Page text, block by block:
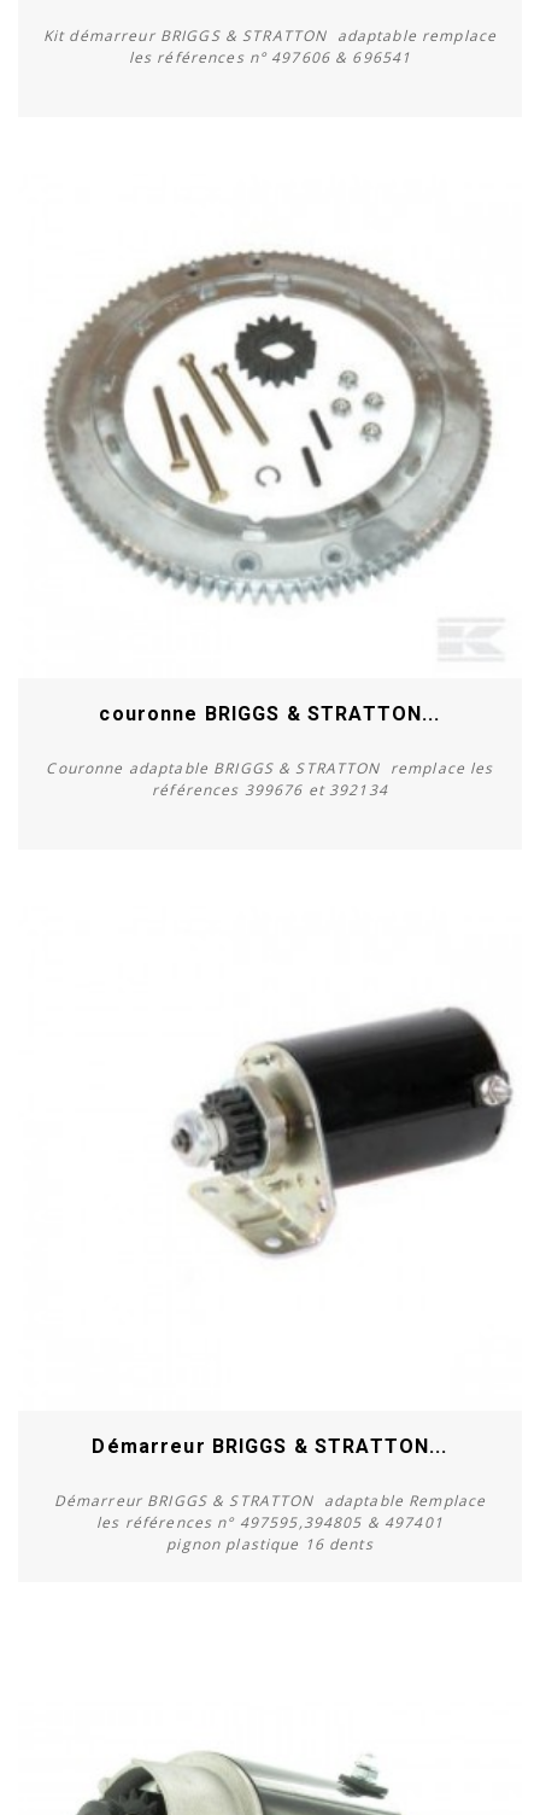
Kit démarreur BRIGGS & STRATTON adaptable remplace
les références n° 497606 & 696541
couronne BRIGGS & STRATTON...
Couronne adaptable BRIGGS & STRATTON remplace les
références 399676 et 392134
Démarreur BRIGGS & STRATTON...
Démarreur BRIGGS & STRATTON adaptable Remplace
les références n° 497595,394805 & 497401
pignon plastique 16 dents